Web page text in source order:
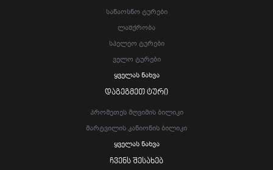
Სანაოსნო Ტურები
Ლაშქრობა
Სპელეო Ტურები
Ველო Ტურები
Ყველას Ნახვა
ᲓᲐᲒᲔᲒᲛᲔᲗ ᲢᲣᲠᲘ
Პრომეთეს Მღვიმის Ბილიკი
Მარტვილის Კანიონის Ბილიკი
Ყველას Ნახვა
ᲩᲕᲔᲜᲡ ᲨᲔᲡᲐᲮᲔᲑ